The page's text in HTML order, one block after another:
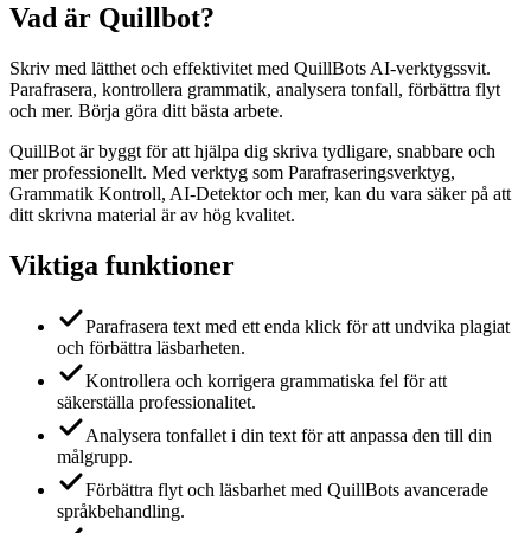
Vad är Quillbot?
Skriv med lätthet och effektivitet med QuillBots AI-verktygssvit.
Parafrasera, kontrollera grammatik, analysera tonfall, förbättra flyt
och mer. Börja göra ditt bästa arbete.
QuillBot är byggt för att hjälpa dig skriva tydligare, snabbare och
mer professionellt. Med verktyg som Parafraseringsverktyg,
Grammatik Kontroll, AI-Detektor och mer, kan du vara säker på att
ditt skrivna material är av hög kvalitet.
Viktiga funktioner
Parafrasera text med ett enda klick för att undvika plagiat
och förbättra läsbarheten.
Kontrollera och korrigera grammatiska fel för att
säkerställa professionalitet.
Analysera tonfallet i din text för att anpassa den till din
målgrupp.
Förbättra flyt och läsbarhet med QuillBots avancerade
språkbehandling.